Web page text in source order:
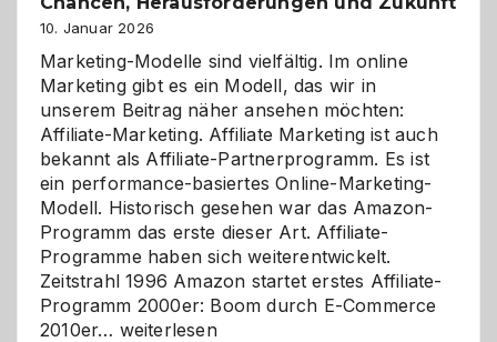
10. Januar 2026
Marketing-Modelle sind vielfältig. Im online
Marketing gibt es ein Modell, das wir in
unserem Beitrag näher ansehen möchten:
Affiliate-Marketing. Affiliate Marketing ist auch
bekannt als Affiliate-Partnerprogramm. Es ist
ein performance-basiertes Online-Marketing-
Modell. Historisch gesehen war das Amazon-
Programm das erste dieser Art. Affiliate-
Programme haben sich weiterentwickelt.
Zeitstrahl 1996 Amazon startet erstes Affiliate-
Programm 2000er: Boom durch E-Commerce
2010er… Affiliate-
weiterlesen